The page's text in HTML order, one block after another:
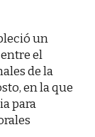
un
el
de la
en la que
para